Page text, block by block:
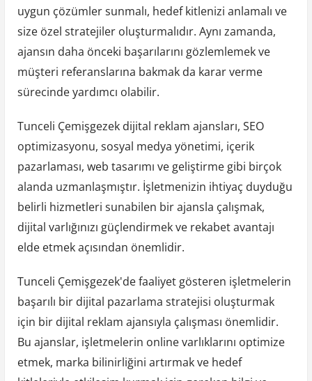
uygun çözümler sunmalı, hedef kitlenizi anlamalı ve
size özel stratejiler oluşturmalıdır. Aynı zamanda,
ajansın daha önceki başarılarını gözlemlemek ve
müşteri referanslarına bakmak da karar verme
sürecinde yardımcı olabilir.
Tunceli Çemişgezek dijital reklam ajansları, SEO
optimizasyonu, sosyal medya yönetimi, içerik
pazarlaması, web tasarımı ve geliştirme gibi birçok
alanda uzmanlaşmıştır. İşletmenizin ihtiyaç duyduğu
belirli hizmetleri sunabilen bir ajansla çalışmak,
dijital varlığınızı güçlendirmek ve rekabet avantajı
elde etmek açısından önemlidir.
Tunceli Çemişgezek'de faaliyet gösteren işletmelerin
başarılı bir dijital pazarlama stratejisi oluşturmak
için bir dijital reklam ajansıyla çalışması önemlidir.
Bu ajanslar, işletmelerin online varlıklarını optimize
etmek, marka bilinirliğini artırmak ve hedef